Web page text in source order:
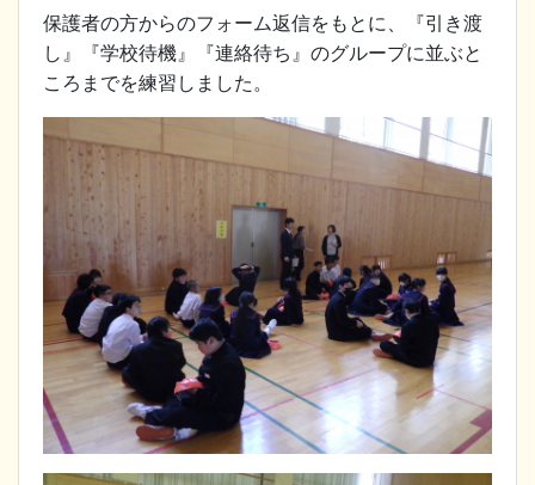
保護者の方からのフォーム返信をもとに、『引き渡
し』『学校待機』『連絡待ち』のグループに並ぶと
ころまでを練習しました。